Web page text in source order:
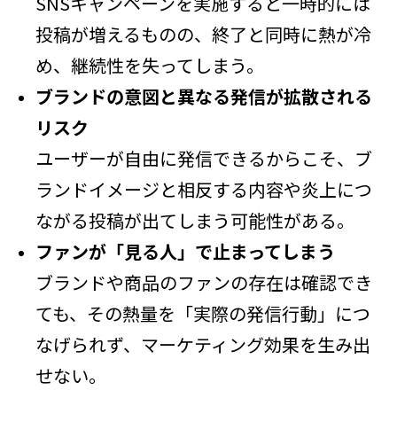
投稿が増えるものの、終了と同時に熱が冷
め、継続性を失ってしまう。
ブランドの意図と異なる発信が拡散される
リスク
ユーザーが自由に発信できるからこそ、ブ
ランドイメージと相反する内容や炎上につ
ながる投稿が出てしまう可能性がある。
ファンが「見る人」で止まってしまう
ブランドや商品のファンの存在は確認でき
ても、その熱量を「実際の発信行動」につ
なげられず、マーケティング効果を生み出
せない。